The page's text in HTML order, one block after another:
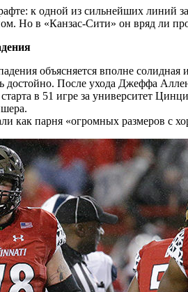
к одной из сильнейших линий
Но в «Канзас-Сити» он вряд ли
объясняется вполне солидная
достойно. После ухода Джеффа
в 51 игре за университет
как парня «огромных размеров